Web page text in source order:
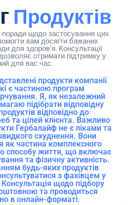
Продуктів
щодо застосування цих
вам досягти бажаних
для здоров'я. Консультації
отримати підтримку у
для вас час.
продукти компанії
є частиною програм
Я, як незалежний
підібрати відповідну
відповідно до
та цілей клієнта. Важливо
Гербалайф не є ліками та
схуднення. Вони
як частина комплексного
способу життя, що включає
та фізичну активність.
будь-яких продуктів
з фахівцем у
щодо підбору
та проводиться
в онлайн-форматі.